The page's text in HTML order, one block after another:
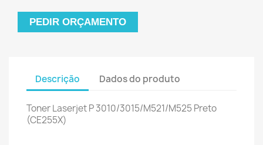
PEDIR ORÇAMENTO
Descrição Dados do produto
Toner Laserjet P 3010/3015/M521/M525 Preto
(CE255X)